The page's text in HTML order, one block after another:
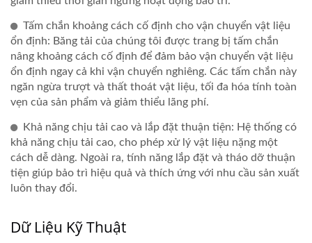
Tấm chắn khoảng cách cố định cho vận chuyển vật liệu
ổn định: Băng tải của chúng tôi được trang bị tấm chắn
nâng khoảng cách cố định để đảm bảo vận chuyển vật liệu
ổn định ngay cả khi vận chuyển nghiêng. Các tấm chắn này
ngăn ngừa trượt và thất thoát vật liệu, tối đa hóa tính toàn
vẹn của sản phẩm và giảm thiểu lãng phí.
Khả năng chịu tải cao và lắp đặt thuận tiện: Hệ thống có
khả năng chịu tải cao, cho phép xử lý vật liệu nặng một
cách dễ dàng. Ngoài ra, tính năng lắp đặt và tháo dỡ thuận
tiện giúp bảo trì hiệu quả và thích ứng với nhu cầu sản xuất
luôn thay đổi.
Dữ Liệu Kỹ Thuật